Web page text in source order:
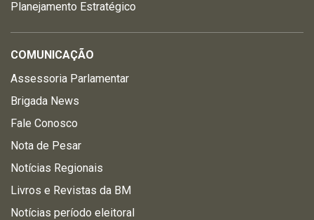
Planejamento Estratégico
COMUNICAÇÃO
Assessoria Parlamentar
Brigada News
Fale Conosco
Nota de Pesar
Notícias Regionais
Livros e Revistas da BM
Notícias período eleitoral